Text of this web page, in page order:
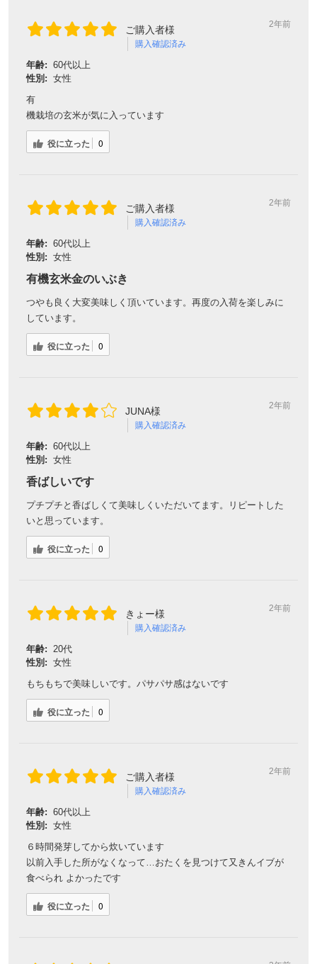
ご購入者様
購入確認済み
2年前
年齢: 60代以上
性別: 女性
有
機栽培の玄米が気に入っています
役に立った 0
ご購入者様
購入確認済み
2年前
年齢: 60代以上
性別: 女性
有機玄米金のいぶき
つやも良く大変美味しく頂いています。再度の入荷を楽しみに
しています。
役に立った 0
JUNA様
購入確認済み
2年前
年齢: 60代以上
性別: 女性
香ばしいです
プチプチと香ばしくて美味しくいただいてます。リピートした
いと思っています。
役に立った 0
きょー様
購入確認済み
2年前
年齢:
20代
性別: 女性
もちもちで美味しいです。パサパサ感はないです
役に立った 0
ご購入者様
購入確認済み
2年前
年齢: 60代以上
性別: 女性
６時間発芽してから炊いています
以前入手した所がなくなって…おたくを見つけて又きんイブが
食べられ よかったです
役に立った 0
対象者：かわしま屋で初めてお買い物をされる方
クーポンのご利用方法はこちら >>